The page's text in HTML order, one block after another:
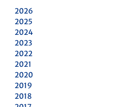
2026
2025
2024
2023
2022
2021
2020
2019
2018